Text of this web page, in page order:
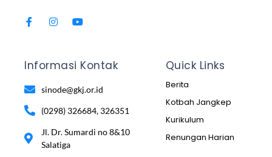
Informasi Kontak
sinode@gkj.or.id
(0298) 326684, 326351
Jl. Dr. Sumardi no 8&10
Salatiga
Quick Links
Berita
Kotbah Jangkep
Kurikulum
Renungan Harian